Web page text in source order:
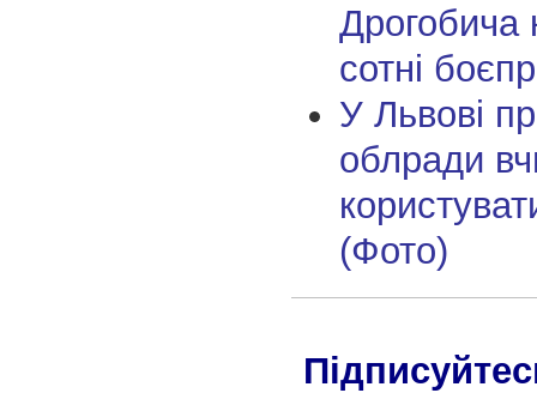
Дрогобича
сотні
У Львові
облради
(Фото)